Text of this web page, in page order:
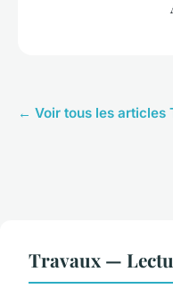
← Voir tous les articles
Travaux —